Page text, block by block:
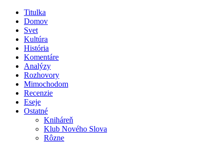
Titulka
Domov
Svet
Kultúra
História
Komentáre
Analýzy
Rozhovory
Mimochodom
Recenzie
Eseje
Ostatné
Kniháreň
Klub Nového Slova
Rôzne